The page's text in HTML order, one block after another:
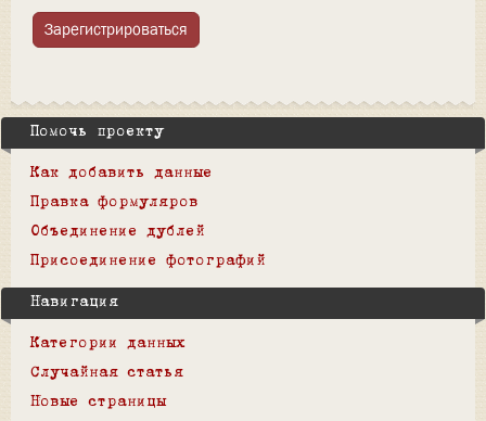
Зарегистрироваться
Помочь проекту
Как добавить данные
Правка формуляров
Объединение дублей
Присоединение фотографий
Навигация
Категории данных
Случайная статья
Новые страницы